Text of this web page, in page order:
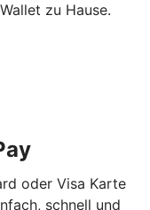
zu Hause.
oder Visa Karte
schnell und